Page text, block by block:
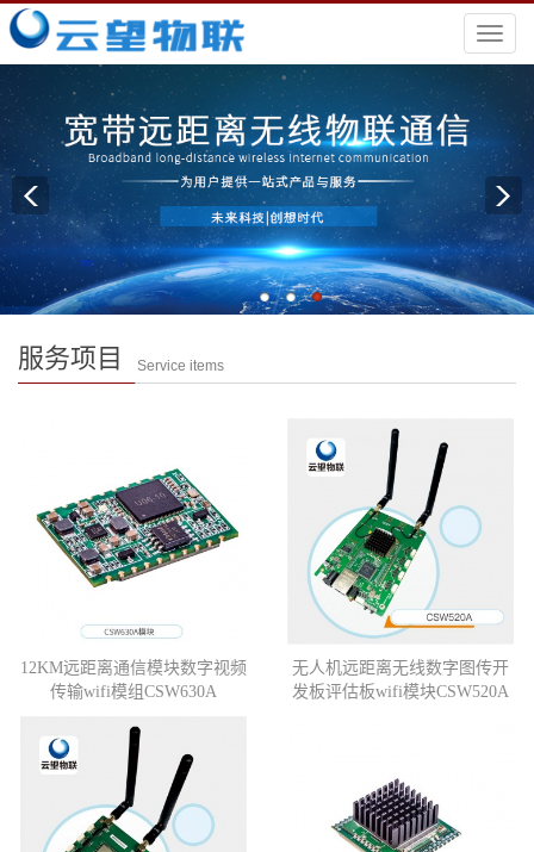
导
航
菜
单
服务项目 Service items
12KM远距离通信模块数字视频
传输wifi模组CSW630A
无人机远距离无线数字图传开
发板评估板wifi模块CSW520A